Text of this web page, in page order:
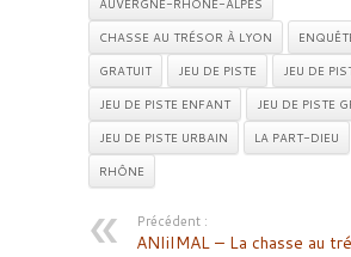
CHASSE AU TRÉSOR À LYON
GRATUIT
JEU DE PISTE
JEU DE
JEU DE PISTE ENFANT
JEU DE PISTE
JEU DE PISTE URBAIN
LA PART-DIEU
RHÔNE
Précédent :
ANIiIMAL – La chasse au